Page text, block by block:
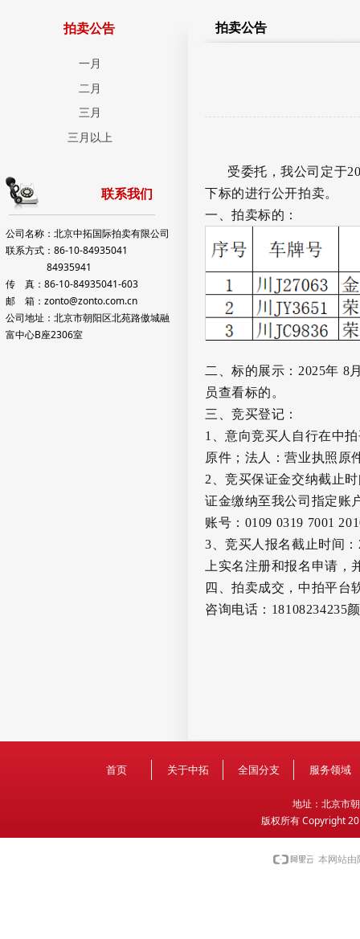
联系我们
公司名称：北京中拓国际拍卖有限公司
联系方式：86-10-84935041
84935941
传 真：86-10-84935041-603
邮 箱：zonto@zonto.com.cn
公司地址：北京市朝阳区北苑路傲城融
富中心B座2306室
拍卖公告
受委托，我公司定于
下标的进行公开拍卖。
一、拍卖标的：
二、标的展示： 2025年 8
员查看标的。
三、竞买登记：
1
、意向竞买人自行在中
原件；法人：营业执照原
2 、竞买保证金交纳截止
证金缴纳至我公司指定账
账号： 0109 0319 7001
3 、竞买人报名截止时间 ：
上实名注册和报名申请
四、拍卖成交，中拍平台
咨询电话： 18108234235
拍卖公告
一月
二月
三月
三月以上
首页 关于中拓 全国分支 服务领域
地址：北京市
版权所有 Copyright
本网站由